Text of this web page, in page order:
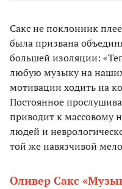
Сакс не поклонник
была призвана
большей изоляции:
любую музыку на
мотивации ходить на
Постоянное
приводит к массовому
людей и
той же навязчивой
Оливер Сакс